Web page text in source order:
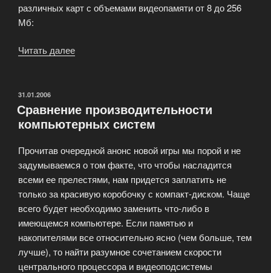
различных карт с объемами видеопамяти от 8 до 256
Мб:
Читать далее
/
объем
ОПУБЛИКОВАНО
31.01.2006
Сравнение производительности
компьютерных систем
Прочитав очередной анонс новой игры мы порой и не
задумываемся о том факте, что чтобы насладится
всеми ее прелестями, нам придется заплатить не
только за красивую коробочку с компакт-диском. Чаще
всего будет необходимо заменить что-либо в
имеющемся компьютере. Если памятью и
накопителями все относительно ясно (чем больше, тем
лучше), то найти разумное сочетанием скорости
центрального процессора и видеоподсистемы